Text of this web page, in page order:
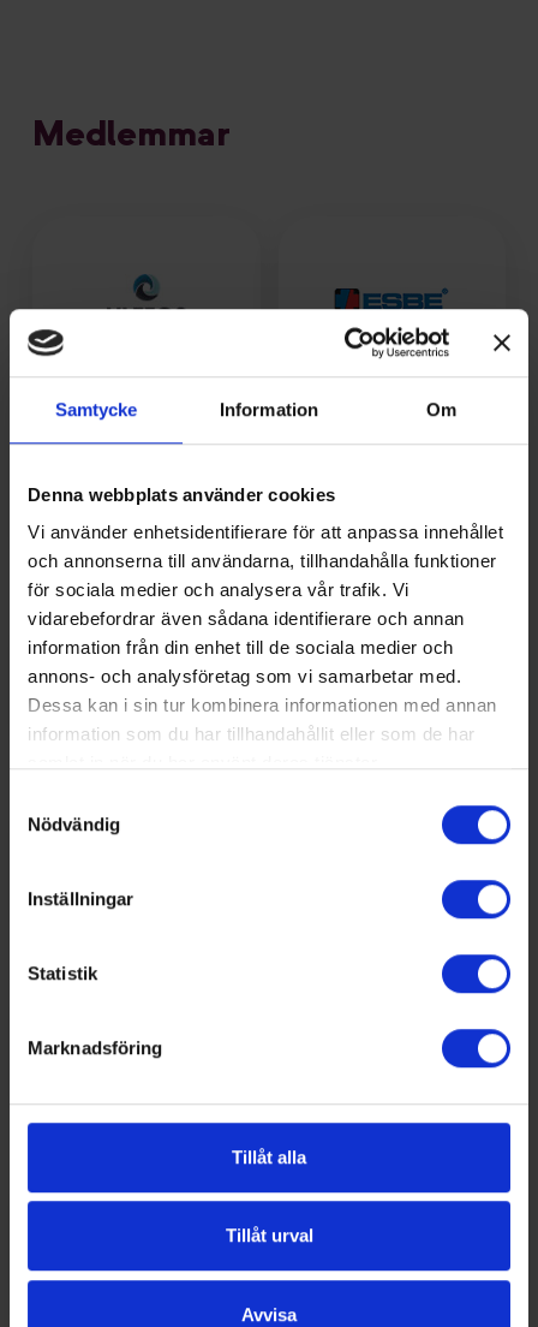
Samtycke Information Om
Denna webbplats använder cookies
Vi använder enhetsidentifierare för att anpassa innehållet
och annonserna till användarna, tillhandahålla funktioner
för sociala medier och analysera vår trafik. Vi
vidarebefordrar även sådana identifierare och annan
information från din enhet till de sociala medier och
annons- och analysföretag som vi samarbetar med.
Dessa kan i sin tur kombinera informationen med annan
information som du har tillhandahållit eller som de har
Nödvändig
Inställningar
Statistik
Marknadsföring
Tillåt alla
Tillåt urval
Avvisa
Medlemmar